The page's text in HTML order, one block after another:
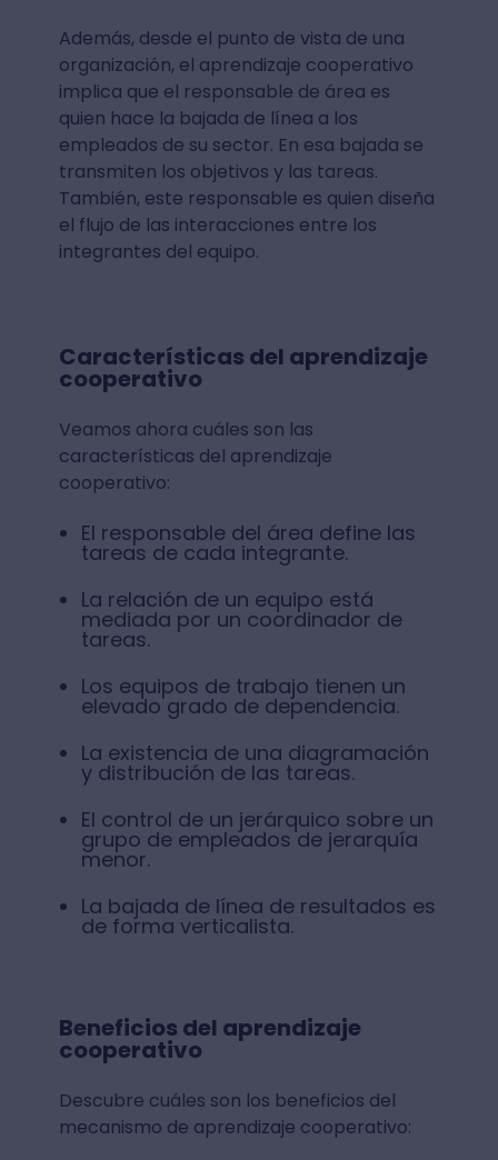
Además, desde el punto de vista de una
organización, el aprendizaje cooperativo
implica que el responsable de área es
quien hace la bajada de línea a los
empleados de su sector. En esa bajada se
transmiten los objetivos y las tareas.
También, este responsable es quien diseña
el flujo de las interacciones entre los
integrantes del equipo.
Características del aprendizaje
cooperativo
Veamos ahora cuáles son las
características del aprendizaje
cooperativo:
El responsable del área define las
tareas de cada integrante.
La relación de un equipo está
mediada por un coordinador de
tareas.
Los equipos de trabajo tienen un
elevado grado de dependencia.
La existencia de una diagramación
y distribución de las tareas.
El control de un jerárquico sobre un
grupo de empleados de jerarquía
menor.
La bajada de línea de resultados es
de forma verticalista.
Beneficios del aprendizaje
cooperativo
Descubre cuáles son los beneficios del
mecanismo de aprendizaje cooperativo: